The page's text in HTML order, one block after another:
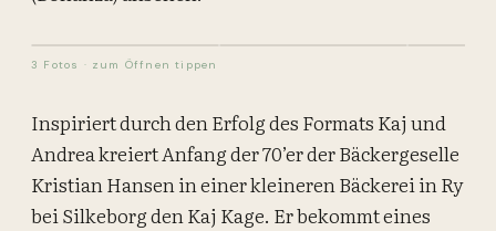
3 Fotos · zum Öffnen tippen
Inspiriert durch den Erfolg des Formats Kaj und
Andrea kreiert Anfang der 70’er der Bäckergeselle
Kristian Hansen in einer kleineren Bäckerei in Ry
bei Silkeborg den Kaj Kage. Er bekommt eines